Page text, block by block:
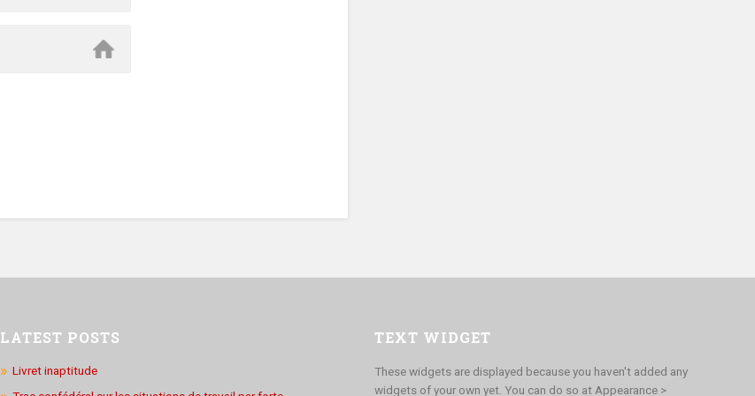
LATEST POSTS
Livret inaptitude
TEXT WIDGET
These widgets are displayed because you haven't added any
widgets of your own yet. You can do so at Appearance >